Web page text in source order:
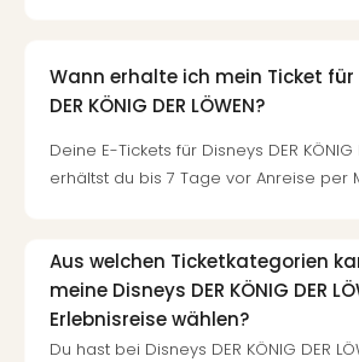
Wann erhalte ich mein Ticket für
DER KÖNIG DER LÖWEN?
Deine E-Tickets für Disneys DER KÖNIG
erhältst du bis 7 Tage vor Anreise per
Aus welchen Ticketkategorien
meine Disneys DER KÖNIG DER
Erlebnisreise wählen?
Du hast bei Disneys DER KÖNIG DER